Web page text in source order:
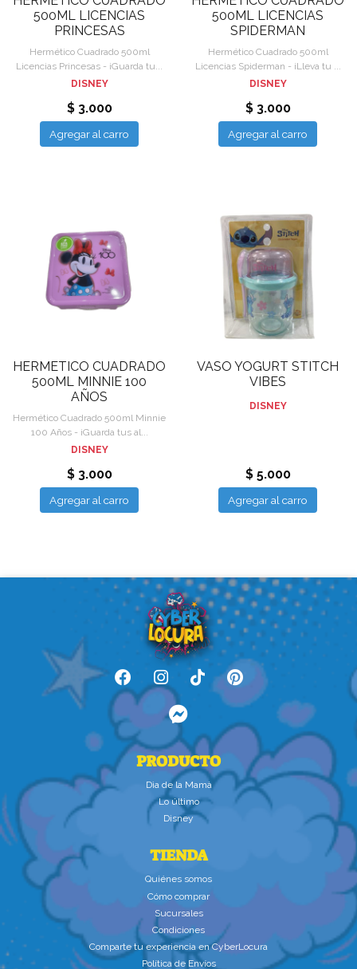
500ML LICENCIAS
PRINCESAS
Hermético Cuadrado 500ml
Licencias Princesas - ¡Guarda tu...
DISNEY
$ 3.000
Agregar al carro
500ML LICENCIAS
SPIDERMAN
Hermético Cuadrado 500ml
Licencias Spiderman - ¡Lleva tu ...
DISNEY
$ 3.000
Agregar al carro
HERMETICO CUADRADO
500ML MINNIE 100
AÑOS
Hermético Cuadrado 500ml Minnie
100 Años - ¡Guarda tus al...
DISNEY
$ 3.000
Agregar al carro
VASO YOGURT STITCH
VIBES
DISNEY
$ 5.000
Agregar al carro
PRODUCTO
Dìa de la Mamà
Lo último
Disney
TIENDA
Quiénes somos
Cómo comprar
Sucursales
Condiciones
Comparte tu experiencia en CyberLocura
Política de Envíos